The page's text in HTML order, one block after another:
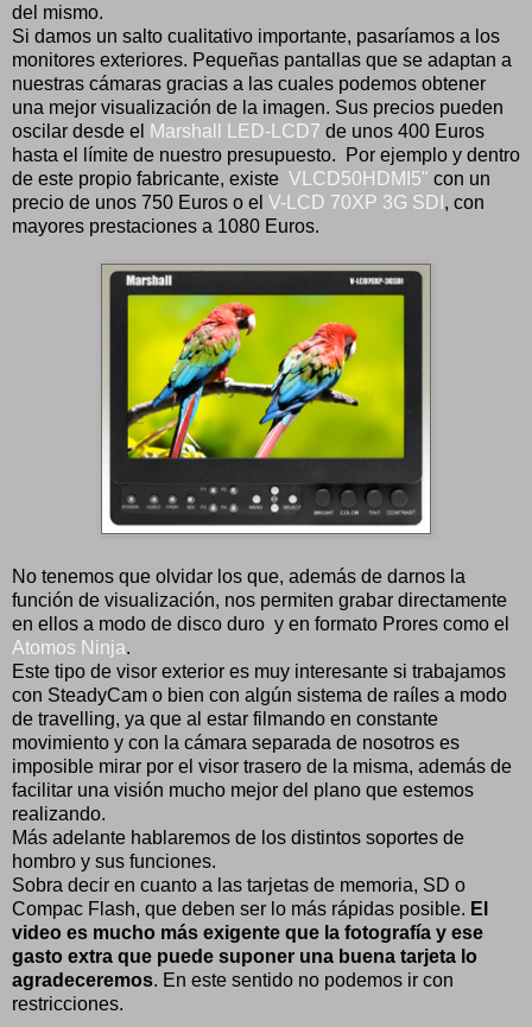
del mismo.
Si damos un salto cualitativo importante, pasaríamos a los
monitores exteriores. Pequeñas pantallas que se adaptan a
nuestras cámaras gracias a las cuales podemos obtener
una mejor visualización de la imagen. Sus precios pueden
oscilar desde el Marshall LED-LCD7 de unos 400 Euros
hasta el límite de nuestro presupuesto. Por ejemplo y dentro
de este propio fabricante, existe VLCD50HDMI5" con un
precio de unos 750 Euros o el V-LCD 70XP 3G SDI , con
mayores prestaciones a 1080 Euros.
No tenemos que olvidar los que, además de darnos la
función de visualización, nos permiten grabar directamente
en ellos a modo de disco duro y en formato Prores como el
Atomos Ninja.
Este tipo de visor exterior es muy interesante si trabajamos
con SteadyCam o bien con algún sistema de raíles a modo
de travelling, ya que al estar filmando en constante
movimiento y con la cámara separada de nosotros es
imposible mirar por el visor trasero de la misma, además de
facilitar una visión mucho mejor del plano que estemos
realizando.
Más adelante hablaremos de los distintos soportes de
hombro y sus funciones.
Sobra decir en cuanto a las tarjetas de memoria, SD o
Compac Flash, que deben ser lo más rápidas posible. El
video es mucho más exigente que la fotografía y ese
gasto extra que puede suponer una buena tarjeta lo
agradeceremos. En este sentido no podemos ir con
restricciones.